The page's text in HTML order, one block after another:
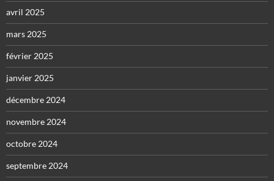
avril 2025
mars 2025
février 2025
janvier 2025
décembre 2024
novembre 2024
octobre 2024
septembre 2024